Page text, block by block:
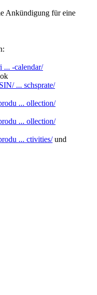
Ankündigung für eine
... -calendar/
... schsprate/
... ollection/
... ollection/
... ctivities/und